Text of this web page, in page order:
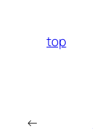
top
←